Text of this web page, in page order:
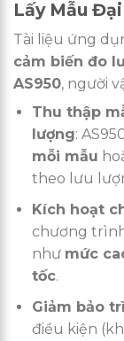
Lấy Mẫu
Tài liệu ứng
cảm biến đo
AS950, người
Thu thập
lượng:
mỗi mẫu
theo lưu
Kích hoạt
chương
như mức
tốc.
Giảm bảo trì
điều kiện